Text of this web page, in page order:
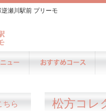
瀬川駅前 プリーモ
松方コレ
ちら